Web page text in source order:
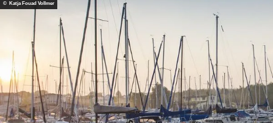
© Katja Fouad Vollmer